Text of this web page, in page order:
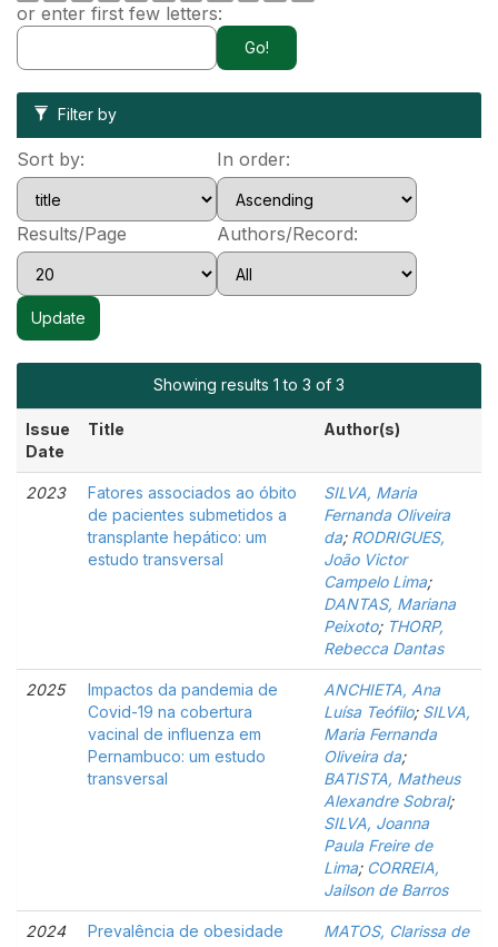
or enter first few letters:
Filter by
Sort by: In order:
Results/Page Authors/Record:
Showing results 1 to 3 of 3
Issue
Date
Title Author(s)
2023
Fatores associados ao óbito
de pacientes submetidos a
transplante hepático: um
estudo transversal
SILVA, Maria
Fernanda Oliveira
da; RODRIGUES,
João Victor
Campelo Lima;
DANTAS, Mariana
Peixoto; THORP,
Rebecca Dantas
2025
Impactos da pandemia de
Covid-19 na cobertura
vacinal de influenza em
Pernambuco: um estudo
transversal
ANCHIETA, Ana
Luísa Teófilo; SILVA,
Maria Fernanda
Oliveira da;
BATISTA, Matheus
Alexandre Sobral;
SILVA, Joanna
Paula Freire de
Lima; CORREIA,
Jailson de Barros
2024
Prevalência de obesidade
MATOS, Clarissa de